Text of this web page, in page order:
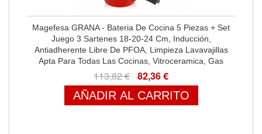
Magefesa GRANA - Bateria De Cocina 5 Piezas + Set
Juego 3 Sartenes 18-20-24 Cm, Inducción,
Antiadherente Libre De PFOA, Limpieza Lavavajillas
Apta Para Todas Las Cocinas, Vitroceramica, Gas
113,82 € 82,36 €
AÑADIR AL CARRITO